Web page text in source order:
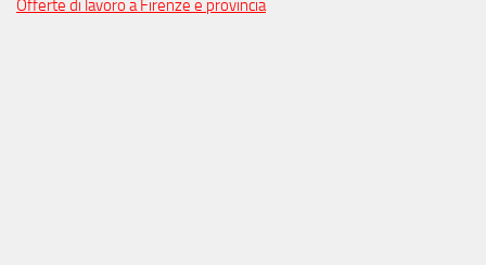
Offerte di lavoro a Firenze e provincia